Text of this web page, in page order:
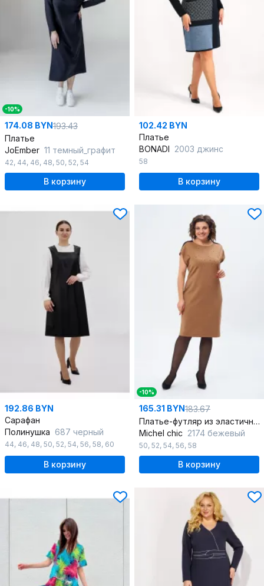
-10%
174.08 BYN193.43
Платье
JoEmber 11 темный_графит
42, 44, 46, 48, 50, 52, 54
В корзину
102.42 BYN
Платье
BONADI 2003 джинс
58
В корзину
192.86 BYN
Сарафан
Полинушка 687 черный
44, 46, 48, 50, 52, 54, 56, 58, 60
В корзину
-10%
165.31 BYN183.67
Платье-футляр из эластичного трикотажа с молниями и стразами
Michel chic 2174 бежевый
50, 52, 54, 56, 58
В корзину